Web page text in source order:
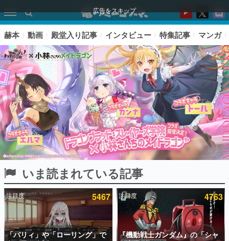
広告をスキップ
ピックアップ
電ファミのいま読まれている記事ランキング
アプリセール情報
赫本 動画 殿堂入り記事 インタビュー 特集記事 マンガ
いま読まれている記事
注目度 5467
「パリィ」や「ローリング」で
注目度 4763
『機動戦士ガンダム』の「シャ